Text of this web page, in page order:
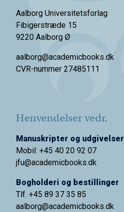
Aalborg Universitetsforlag
Fibigerstræde 15
9220 Aalborg Ø
aalborg@academicbooks.dk
CVR-nummer 27485111
Henvendelser vedr.
Manuskripter og udgivelser
Mobil: +45 40 20 92 07
jfu@academicbooks.dk
Bogholderi og bestillinger
Tlf. +45 89 37 35 85
aalborg@academicbooks.dk